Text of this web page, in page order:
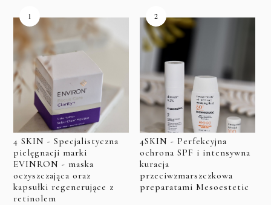
4 SKIN - Specjalistyczna
pielęgnacji marki
EVINRON - maska
oczyszczająca oraz
kapsułki regenerujące z
retinolem
4SKIN - Perfekcyjna
ochrona SPF i intensywna
kuracja
przeciwzmarszczkowa
preparatami Mesoestetic